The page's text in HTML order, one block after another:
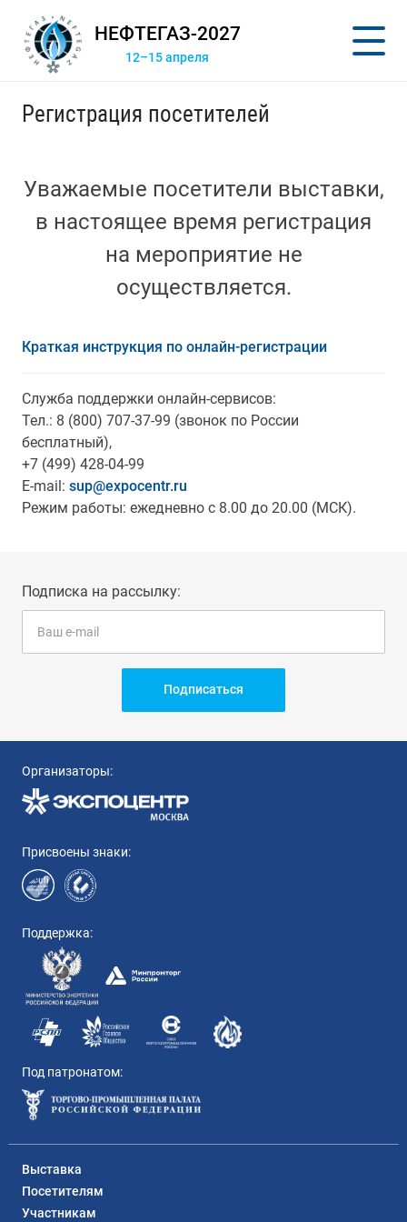
НЕФТЕГАЗ-2027
12–15 апреля
Регистрация посетителей
Уважаемые посетители выставки,
в настоящее время регистрация
на мероприятие не
осуществляется.
Краткая инструкция по онлайн-регистрации
Служба поддержки онлайн-сервисов:
Тел.: 8 (800) 707-37-99 (звонок по России
бесплатный),
+7 (499) 428-04-99
E-mail: sup@expocentr.ru
Режим работы: ежедневно с 8.00 до 20.00 (МСК).
Подписка на рассылку:
Подписаться
Организаторы:
Присвоены знаки:
Поддержка:
Под патронатом:
Выставка
Посетителям
Участникам